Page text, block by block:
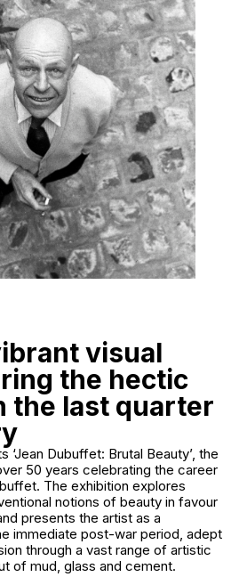
visual
the hectic
the last quarter
‘Jean Dubuffet: Brutal Beauty’, the
50 years celebrating the career
The exhibition explores
notions of beauty in favour
presents the artist as a
immediate post-war period, adept
through a vast range of artistic
of mud, glass and cement.